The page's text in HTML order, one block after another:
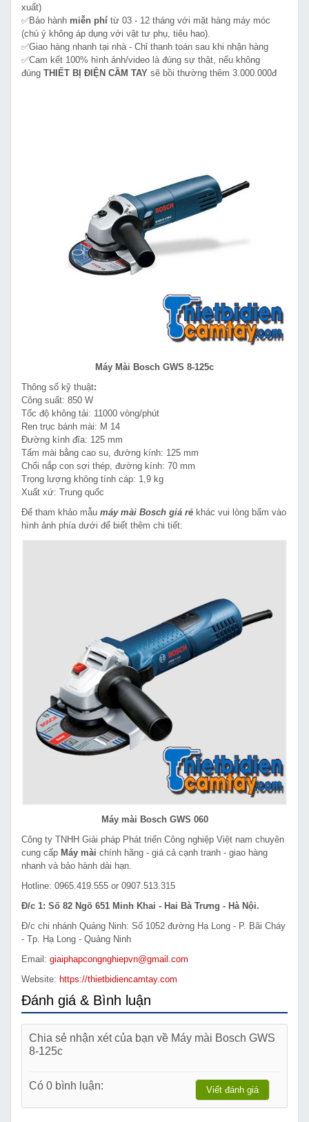
xuất)
✅Bảo hành miễn phí từ 03 - 12 tháng với mặt hàng máy móc
(chú ý không áp dụng với vật tư phụ, tiêu hao).
✅Giao hàng nhanh tại nhà - Chỉ thanh toán sau khi nhận hàng
✅Cam kết 100% hình ảnh/video là đúng sự thật, nếu không
đúng THIẾT BỊ ĐIỆN CẦM TAY sẽ bồi thường thêm 3.000.000đ
Máy Mài Bosch GWS 8-125c
Thông số kỹ thuật:
Công suất: 850 W
Tốc độ không tải: 11000 vòng/phút
Ren trục bánh mài: M 14
Đường kính đĩa: 125 mm
Tấm mài bằng cao su, đường kính: 125 mm
Chổi nắp con sợi thép, đường kính: 70 mm
Trọng lượng không tính cáp: 1,9 kg
Xuất xứ: Trung quốc
Để tham khảo mẫu máy mài Bosch giá rẻ khác vui lòng bấm vào
hình ảnh phía dưới để biết thêm chi tiết:
Máy mài Bosch GWS 060
Công ty TNHH Giải pháp Phát triển Công nghiệp Việt nam chuyên
cung cấp Máy mài chính hãng - giá cả cạnh tranh - giao hàng
nhanh và bảo hành dài hạn.
Hotline: 0965.419.555 or 0907.513.315
Đ/c 1: Số 82 Ngõ 651 Minh Khai - Hai Bà Trưng - Hà Nội.
Đ/c chi nhánh Quảng Ninh: Số 1052 đường Hạ Long - P. Bãi Cháy
- Tp. Hạ Long - Quảng Ninh
Email: giaiphapcongnghiepvn@gmail.com
Website: https://thietbidiencamtay.com
Đánh giá & Bình luận
Chia sẻ nhận xét của bạn về Máy mài Bosch GWS
8-125c
Có 0 bình luận: Viết đánh giá